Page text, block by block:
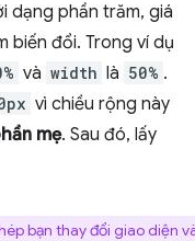
dạng phần trăm, giá
biến đổi. Trong ví dụ
và width là 50% .
vì chiều rộng này
mẹ. Sau đó, lấy
bạn thay đổi giao diện